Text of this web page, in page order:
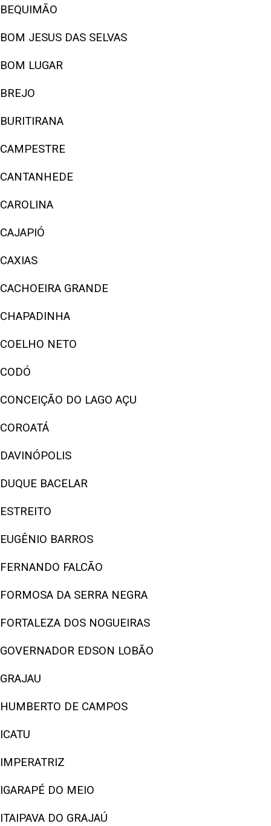
BEQUIMÃO
BOM JESUS DAS SELVAS
BOM LUGAR
BREJO
BURITIRANA
CAMPESTRE
CANTANHEDE
CAROLINA
CAJAPIÓ
CAXIAS
CACHOEIRA GRANDE
CHAPADINHA
COELHO NETO
CODÓ
CONCEIÇÃO DO LAGO AÇU
COROATÁ
DAVINÓPOLIS
DUQUE BACELAR
ESTREITO
EUGÊNIO BARROS
FERNANDO FALCÃO
FORMOSA DA SERRA NEGRA
FORTALEZA DOS NOGUEIRAS
GOVERNADOR EDSON LOBÃO
GRAJAU
HUMBERTO DE CAMPOS
ICATU
IMPERATRIZ
IGARAPÉ DO MEIO
ITAIPAVA DO GRAJAÚ